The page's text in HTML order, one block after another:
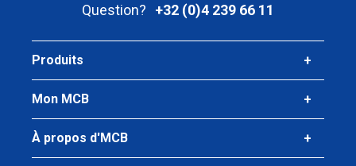
Question? +32 (0)4 239 66 11
Produits
Mon MCB
À propos d'MCB